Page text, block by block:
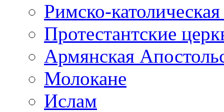
Римско-
Протестантские
Армянская
Молокане
Ислам